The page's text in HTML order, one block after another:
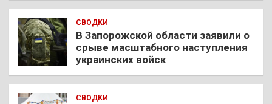
СВОДКИ
В Запорожской области заявили о
срыве масштабного наступления
украинских войск
СВОДКИ